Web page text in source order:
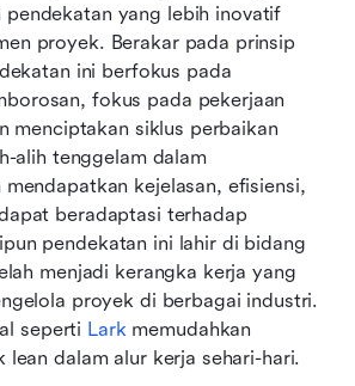
pendekatan yang lebih inovatif
proyek. Berakar pada prinsip
ini berfokus pada
fokus pada pekerjaan
menciptakan siklus perbaikan
alih tenggelam dalam
kejelasan, efisiensi,
beradaptasi terhadap
pendekatan ini lahir di bidang
menjadi kerangka kerja yang
proyek di berbagai industri.
seperti Lark memudahkan
lean dalam alur kerja sehari-hari.